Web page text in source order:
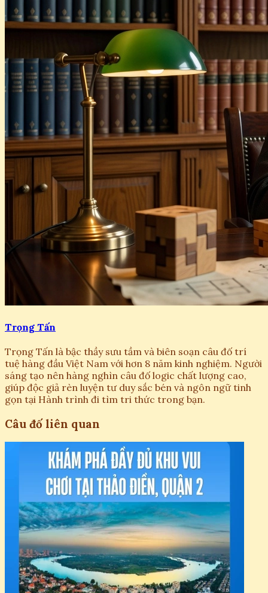
Trọng Tấn
Trọng Tấn là bậc thầy sưu tầm và biên soạn câu đố trí
tuệ hàng đầu Việt Nam với hơn 8 năm kinh nghiệm. Người
sáng tạo nên hàng nghìn câu đố logic chất lượng cao,
giúp độc giả rèn luyện tư duy sắc bén và ngôn ngữ tinh
gọn tại Hành trình đi tìm tri thức trong bạn.
Câu đố liên quan